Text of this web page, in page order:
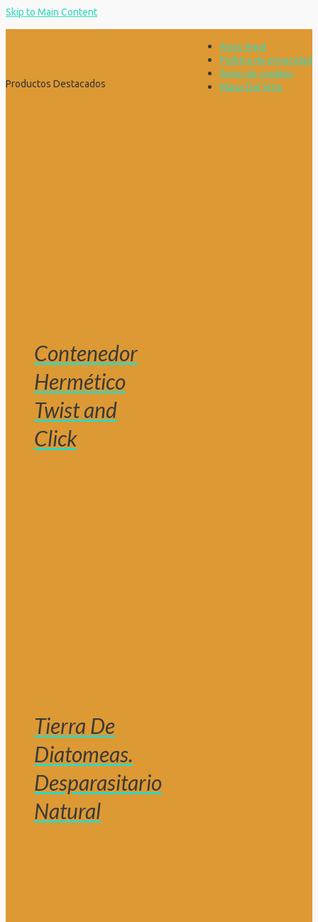
Skip to Main Content
Aviso legal
Política de privacidad
Aviso de cookies
Mapa Del Sitio
Productos Destacados
Contenedor
Hermético
Twist and
Click
Tierra De
Diatomeas.
Desparasitario
Natural